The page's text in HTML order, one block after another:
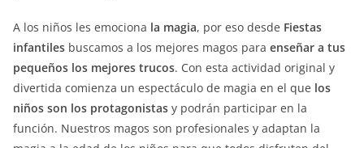
A los niños les emociona la magia, por eso desde Fiestas
infantiles buscamos a los mejores magos para enseñar a tus
pequeños los mejores trucos. Con esta actividad original y
divertida comienza un espectáculo de magia en el que los
niños son los protagonistas y podrán participar en la
función. Nuestros magos son profesionales y adaptan la